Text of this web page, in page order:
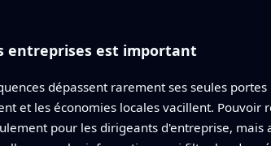
entreprises est important
dépassent rarement ses seules
et les économies locales vacillent. Pouvoir
pour les dirigeants d'entreprise, mais